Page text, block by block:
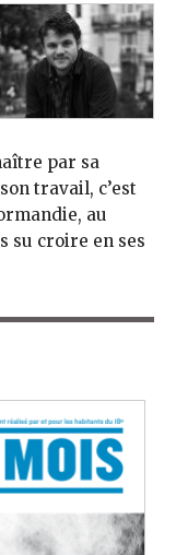
par sa
travail, c’est
au
su croire en ses